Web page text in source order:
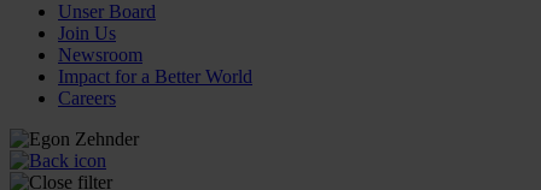
Unser Board
Join Us
Newsroom
Impact for a Better World
Careers